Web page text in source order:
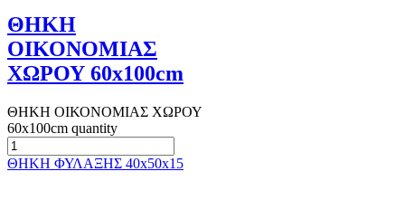
ΘΗΚΗ
ΟΙΚΟΝΟΜΙΑΣ
ΧΩΡΟΥ 60x100cm
ΘΗΚΗ ΟΙΚΟΝΟΜΙΑΣ ΧΩΡΟΥ
60x100cm quantity
ΘΗΚΗ ΦΥΛΑΞΗΣ 40x50x15